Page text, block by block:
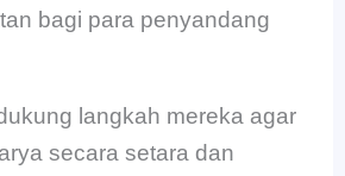
bagi para penyandang
langkah mereka agar
secara setara dan